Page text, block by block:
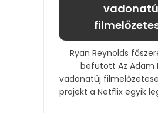
Ryan Reynolds
befutott Az Adam
vadonatúj
projekt a Netflix egyik